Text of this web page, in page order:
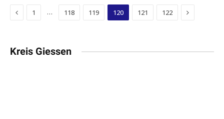
Previous
1 … 118 119 120 121 122 Next
Kreis Giessen